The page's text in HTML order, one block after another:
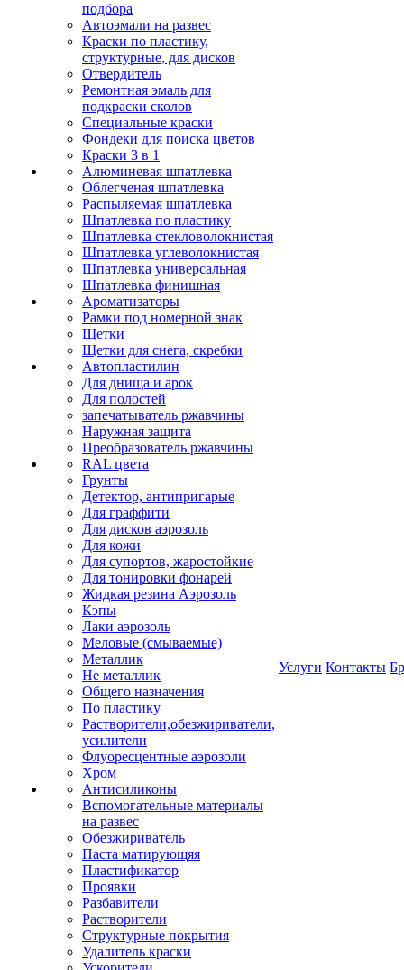
подбора
Автоэмали на развес
Краски по пластику,
структурные, для дисков
Отвердитель
Ремонтная эмаль для
подкраски сколов
Специальные краски
Фондеки для поиска цветов
Краски 3 в 1
Алюминевая шпатлевка
Облегченая шпатлевка
Распыляемая шпатлевка
Шпатлевка по пластику
Шпатлевка стекловолокнистая
Шпатлевка углеволокнистая
Шпатлевка универсальная
Шпатлевка финишная
Ароматизаторы
Рамки под номерной знак
Щетки
Щетки для снега, скребки
Автопластилин
Для днища и арок
Для полостей
запечатыватель ржавчины
Наружная защита
Преобразователь ржавчины
RAL цвета
Грунты
Детектор, антипригарые
Для граффити
Для дисков аэрозоль
Для кожи
Для супортов, жаростойкие
Для тонировки фонарей
Жидкая резина Аэрозоль
Кэпы
Лаки аэрозоль
Меловые (смываемые)
Металлик
Не металлик
Общего назначения
По пластику
Растворители,обезжириватели,
усилители
Флуоресцентные аэрозоли
Хром
Антисиликоны
Вспомогательные материалы
на развес
Обезжириватель
Паста матирующяя
Пластификатор
Проявки
Разбавители
Растворители
Структурные покрытия
Удалитель краски
Услуги Контакты